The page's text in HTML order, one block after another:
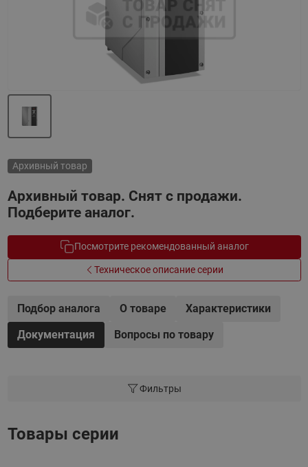
Архивный товар
Архивный товар. Снят с продажи.
Подберите аналог.
Посмотрите рекомендованный аналог
Техническое описание серии
Подбор аналога О товаре
Характеристики
Документация
Вопросы по товару
Фильтры
Товары серии